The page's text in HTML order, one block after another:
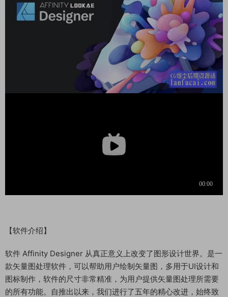
【软件介绍】
软件 Affinity Designer 从真正意义上改变了图形设计世界。是一
款矢量图处理软件，可以帮助用户绘制矢量图，多用于UI设计和
图标制作，软件的尺寸非常精准，为用户提供矢量图处理所需要
的所有功能。自推出以来，我们进行了五年的精心改进，始终致